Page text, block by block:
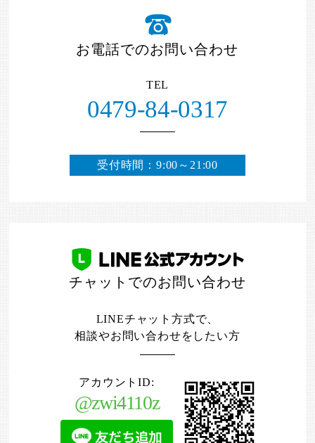
お電話でのお問い合わせ
TEL
0479-84-0317
受付時間：9:00～21:00
チャットでのお問い合わせ
LINEチャット方式で、
相談やお問い合わせをしたい方
アカウントID:
@zwi4110z